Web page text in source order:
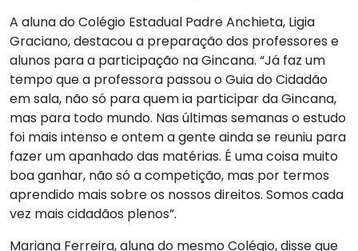
A aluna do Colégio Estadual Padre Anchieta, Ligia
Graciano, destacou a preparação dos professores e
alunos para a participação na Gincana. “Já faz um
tempo que a professora passou o Guia do Cidadão
em sala, não só para quem ia participar da Gincana,
mas para todo mundo. Nas últimas semanas o estudo
foi mais intenso e ontem a gente ainda se reuniu para
fazer um apanhado das matérias. É uma coisa muito
boa ganhar, não só a competição, mas por termos
aprendido mais sobre os nossos direitos. Somos cada
vez mais cidadãos plenos”.
Mariana Ferreira, aluna do mesmo Colégio, disse que